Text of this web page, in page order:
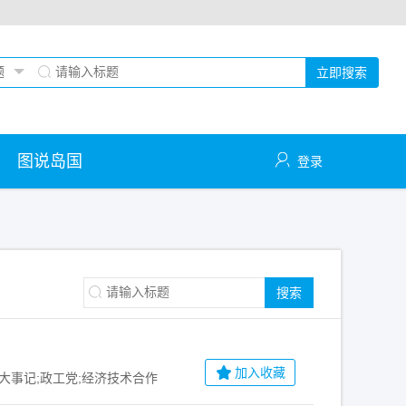
立即搜索
图说岛国 登录
搜索
加入收藏
事记;政工党;经济技术合作